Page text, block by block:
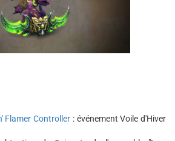
Flamer Controller : événement Voile d'Hiver